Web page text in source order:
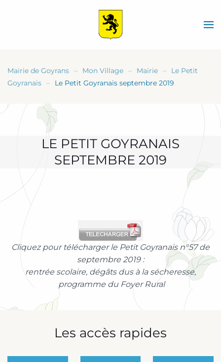
Mairie de Goyrans Mon Village Mairie
Le Petit
Goyranais
Le Petit Goyranais septembre 2019
LE PETIT GOYRANAIS
SEPTEMBRE 2019
Cliquez pour télécharger le Petit Goyranais n°57 de
septembre 2019 :
rentrée scolaire, dégâts dus à la sécheresse,
programme du Foyer Rural
Les accès rapides